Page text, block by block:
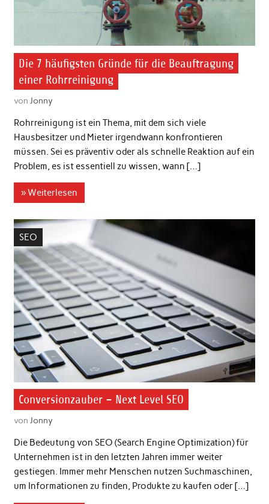
Die 7 häufigsten Gründe für die Beauftragung
einer Rohrreinigung
von Jonny
Rohrreinigung ist ein Thema, mit dem sich viele
Hausbesitzer und Mieter irgendwann konfrontieren
müssen. Sei es präventiv oder als schnelle Reaktion auf ein
Problem, es ist essentiell zu wissen, wann […]
» Weiterlesen
SEO
Conversionzauber – Next Level SEO
von Jonny
Die Bedeutung von SEO (Search Engine Optimization) für
Unternehmen ist in den letzten Jahren immer weiter
gestiegen. Immer mehr Menschen nutzen Suchmaschinen,
um Informationen zu finden, Produkte zu kaufen oder […]